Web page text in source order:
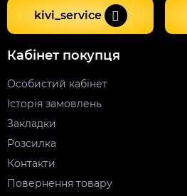
kivi_service
Кабінет покупця
Особистий кабінет
Історія замовлень
Закладки
Розсилка
Контакти
Повернення товару